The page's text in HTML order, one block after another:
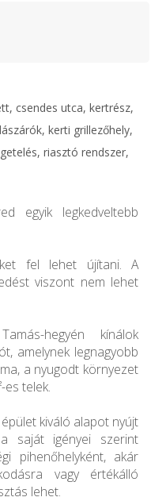
csendes utca, kertrész,
kerti grillezőhely,
riasztó rendszer,
egyik legkedveltebb
fel lehet újítani. A
viszont nem lehet
hegyén kínálok
amelynek legnagyobb
a nyugodt környezet
es telek.
kiváló alapot nyújt
saját igényei szerint
pihenőhelyként, akár
vagy értékálló
lehet.